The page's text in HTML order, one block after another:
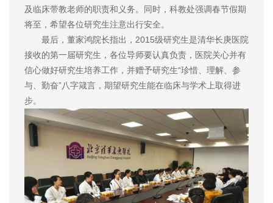
及临床带教老师的职责和义务。同时，科教处强调春节假期
将至，希望各位研究生注意出行安全。
最后，董家鸿院长指出，2015级研究生是清华长庚医院
接收的第一届研究生，各位导师要认真负责，医院关心并有
信心做好研究生培养工作，并赠予研究生“珍惜、理解、参
与、勤奋”八字箴言，期望研究生能在临床与学术上取得进
步。